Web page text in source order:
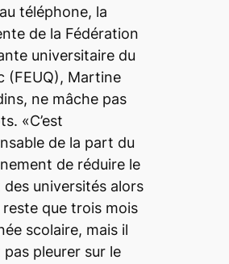
téléphone, la
de la Fédération
universitaire du
(FEUQ), Martine
ne mâche pas
«C’est
de la part du
de réduire le
des universités alors
reste que trois mois
scolaire, mais il
pleurer sur le